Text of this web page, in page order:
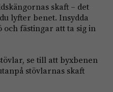
skaft – det
lyfter benet. Insydda
fästingar att ta sig in
se till att byxbenen
stövlarnas skaft